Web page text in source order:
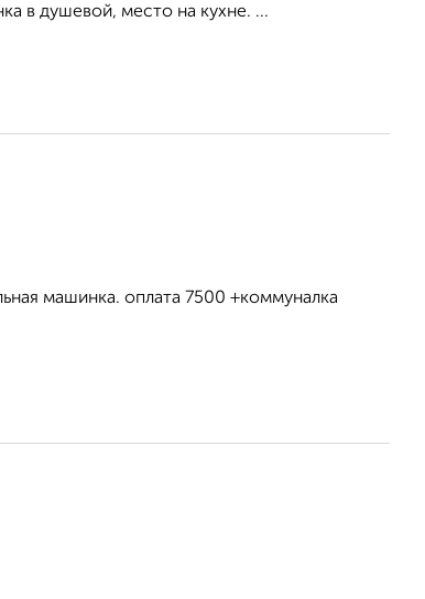
в душевой, место на кухне. ...
машинка. оплата 7500 +коммуналка